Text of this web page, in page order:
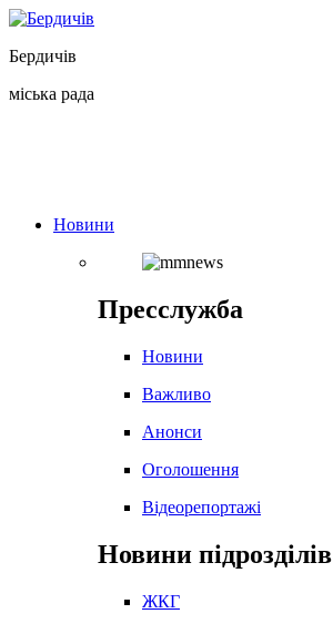
Перейти
вмісту
Бердичів
міська рада
Новини
Пресслужба
Новини
Важливо
Анонси
Оголошення
Відеорепортажі
Новини підрозділів
ЖКГ